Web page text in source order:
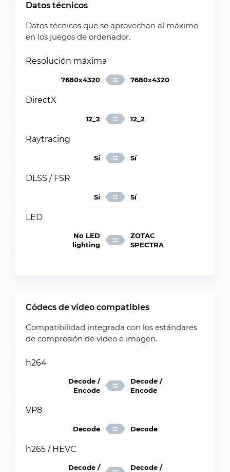
Datos técnicos
Datos técnicos que se aprovechan al máximo
en los juegos de ordenador.
Resolución máxima
7680x4320 7680x4320
DirectX
12_2 12_2
Raytracing
Sí Sí
DLSS / FSR
Sí Sí
LED
No LED
lighting
ZOTAC
SPECTRA
Códecs de vídeo compatibles
Compatibilidad integrada con los estándares
de compresión de vídeo e imagen.
h264
Decode /
Encode
Decode /
Encode
VP8
Decode Decode
h265 / HEVC
Decode /
Decode /